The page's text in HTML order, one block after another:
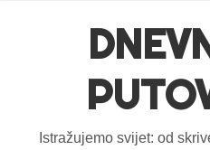
Istražujemo svijet: od